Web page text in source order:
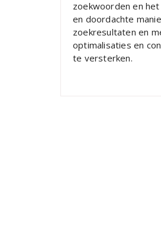
zoekwoorden en
en doordachte
zoekresultaten en
optimalisaties en
te versterken.